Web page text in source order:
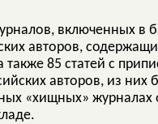
включенных в
авторов,
также 85 статей с
авторов, из них
«хищных»